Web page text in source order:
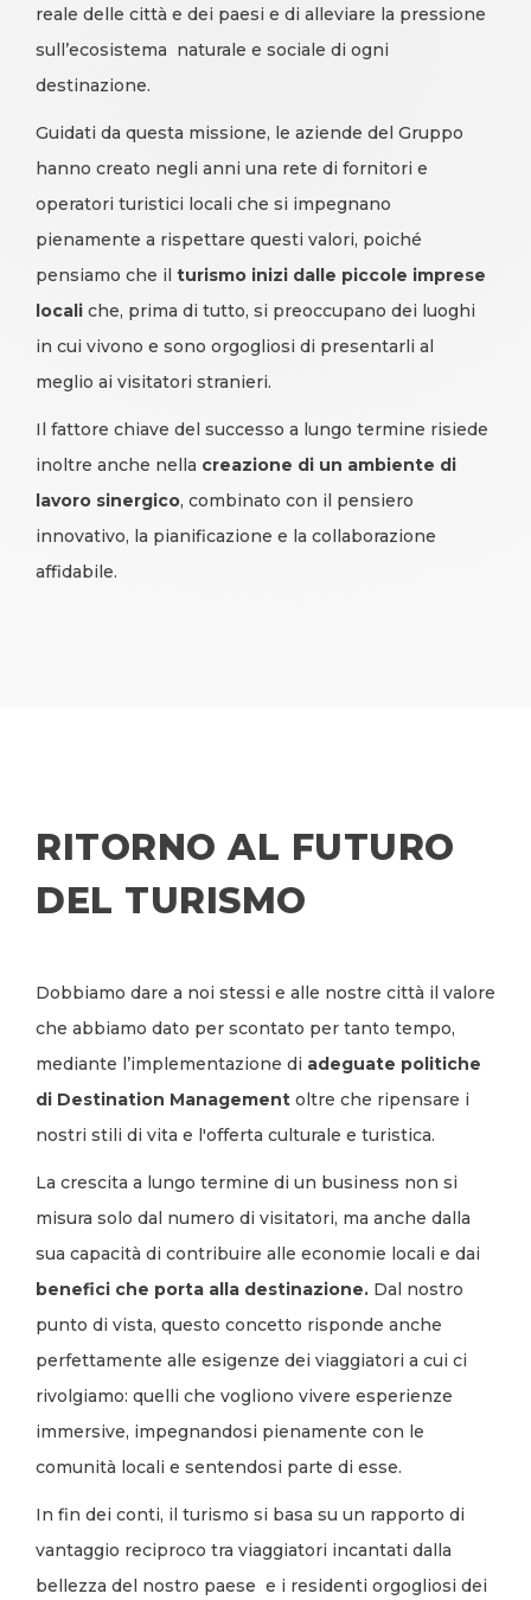
reale delle città e dei paesi e di alleviare la pressione
sull’ecosistema naturale e sociale di ogni
destinazione.
Guidati da questa missione, le aziende del Gruppo
hanno creato negli anni una rete di fornitori e
operatori turistici locali che si impegnano
pienamente a rispettare questi valori, poiché
pensiamo che il turismo inizi dalle piccole imprese
locali che, prima di tutto, si preoccupano dei luoghi
in cui vivono e sono orgogliosi di presentarli al
meglio ai visitatori stranieri.
Il fattore chiave del successo a lungo termine risiede
inoltre anche nella creazione di un ambiente di
lavoro sinergico, combinato con il pensiero
innovativo, la pianificazione e la collaborazione
affidabile.
RITORNO AL FUTURO
DEL TURISMO
Dobbiamo dare a noi stessi e alle nostre città il valore
che abbiamo dato per scontato per tanto tempo,
mediante l’implementazione di adeguate politiche
di Destination Management oltre che ripensare i
nostri stili di vita e l'offerta culturale e turistica.
La crescita a lungo termine di un business non si
misura solo dal numero di visitatori, ma anche dalla
sua capacità di contribuire alle economie locali e dai
benefici che porta alla destinazione. Dal nostro
punto di vista, questo concetto risponde anche
perfettamente alle esigenze dei viaggiatori a cui ci
rivolgiamo: quelli che vogliono vivere esperienze
immersive, impegnandosi pienamente con le
comunità locali e sentendosi parte di esse.
In fin dei conti, il turismo si basa su un rapporto di
vantaggio reciproco tra viaggiatori incantati dalla
bellezza del nostro paese e i residenti orgogliosi dei